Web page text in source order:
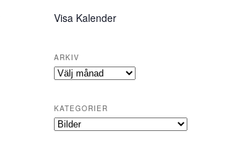
Visa Kalender
ARKIV
Arkiv
KATEGORIER
Kategorier